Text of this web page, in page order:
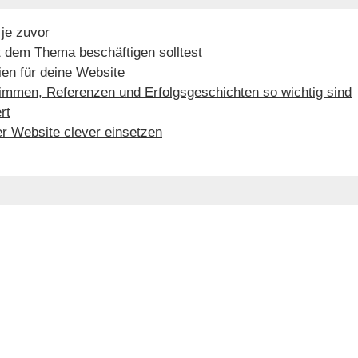
zuvor
Thema beschäftigen solltest
für deine Website
Referenzen und Erfolgsgeschichten so wichtig sind
Website clever einsetzen